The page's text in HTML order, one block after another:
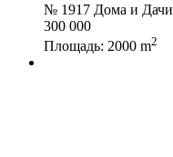
№ 1917 Дома и Дачи
300 000
Площадь: 2000 m2